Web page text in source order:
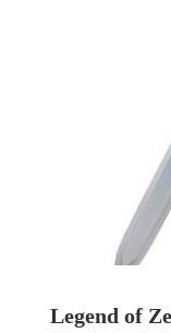
Legend of